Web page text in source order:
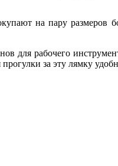
на пару размеров
для рабочего
за эту лямку